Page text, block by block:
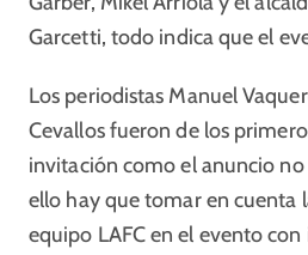
Garcetti, todo indica que el
Los periodistas Manuel
Cevallos fueron de los
invitación como el anuncio
ello hay que tomar en cuenta
equipo LAFC en el evento